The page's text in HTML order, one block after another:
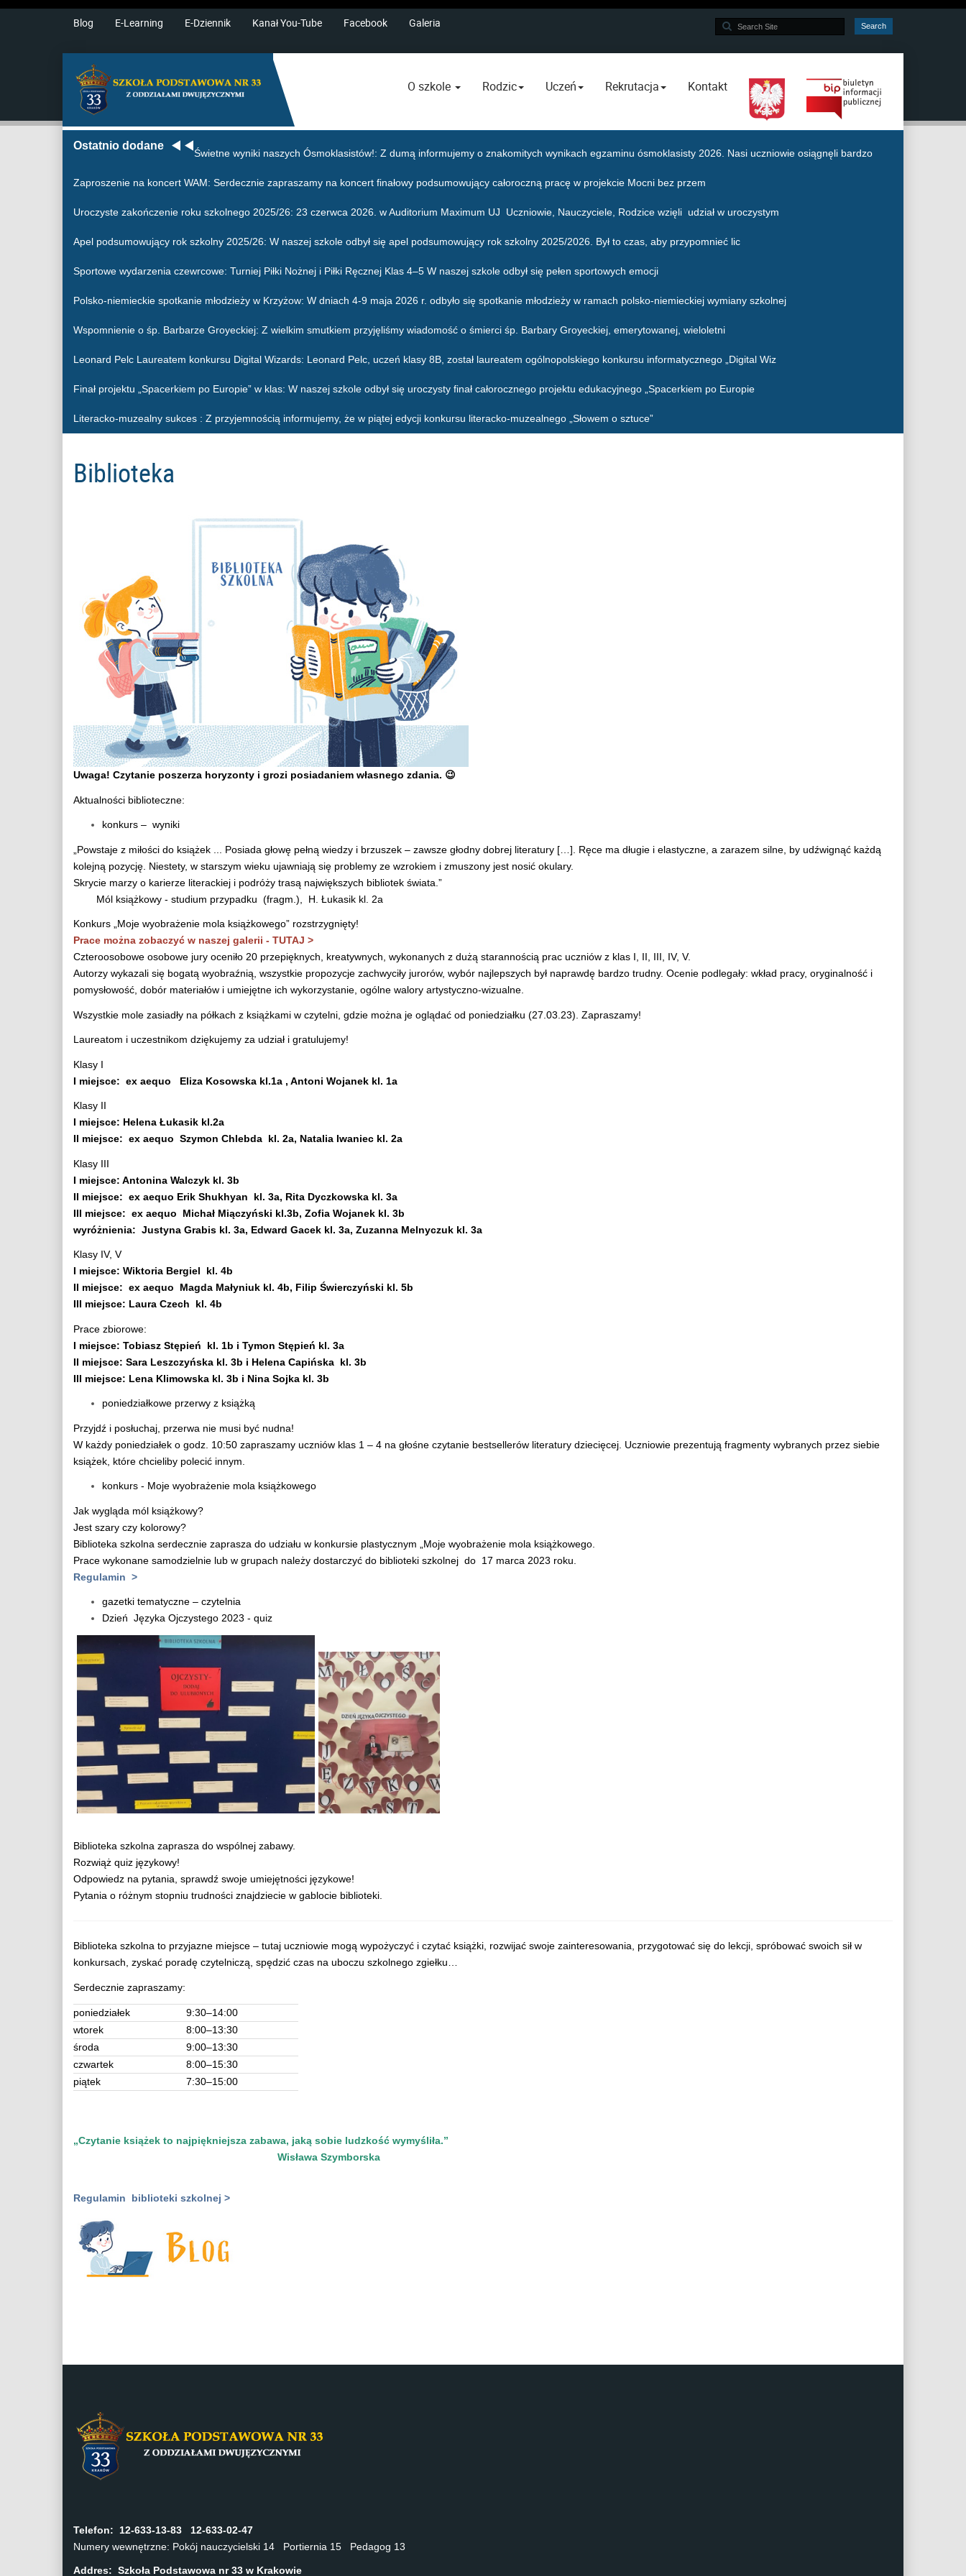
Blog E-Learning E-Dziennik Kanał You-Tube Facebook Galeria
Search
Search
O szkole Rodzic Uczeń Rekrutacja Kontakt
Ostatnio dodane
Świetne wyniki naszych Ósmoklasistów!: Z dumą informujemy o znakomitych wynikach egzaminu ósmoklasisty 2026. Nasi uczniowie osiągnęli bardzo
Zaproszenie na koncert WAM: Serdecznie zapraszamy na koncert finałowy podsumowujący całoroczną pracę w projekcie Mocni bez przem
Uroczyste zakończenie roku szkolnego 2025/26: 23 czerwca 2026. w Auditorium Maximum UJ Uczniowie, Nauczyciele, Rodzice wzięli udział w uroczystym
Apel podsumowujący rok szkolny 2025/26: W naszej szkole odbył się apel podsumowujący rok szkolny 2025/2026. Był to czas, aby przypomnieć lic
Sportowe wydarzenia czewrcowe: Turniej Piłki Nożnej i Piłki Ręcznej Klas 4–5 W naszej szkole odbył się pełen sportowych emocji
Polsko-niemieckie spotkanie młodzieży w Krzyżow: W dniach 4-9 maja 2026 r. odbyło się spotkanie młodzieży w ramach polsko-niemieckiej wymiany szkolnej
Wspomnienie o śp. Barbarze Groyeckiej: Z wielkim smutkiem przyjęliśmy wiadomość o śmierci śp. Barbary Groyeckiej, emerytowanej, wieloletni
Leonard Pelc Laureatem konkursu Digital Wizards: Leonard Pelc, uczeń klasy 8B, został laureatem ogólnopolskiego konkursu informatycznego „Digital Wiz
Finał projektu „Spacerkiem po Europie” w klas: W naszej szkole odbył się uroczysty finał całorocznego projektu edukacyjnego „Spacerkiem po Europie
Literacko-muzealny sukces : Z przyjemnością informujemy, że w piątej edycji konkursu literacko-muzealnego „Słowem o sztuce”
Biblioteka
Uwaga! Czytanie poszerza horyzonty i grozi posiadaniem własnego zdania. 😉
Aktualności biblioteczne:
konkurs – wyniki
„Powstaje z miłości do książek ... Posiada głowę pełną wiedzy i brzuszek – zawsze głodny dobrej literatury […]. Ręce ma długie i elastyczne, a zarazem silne, by udźwignąć każdą
kolejną pozycję. Niestety, w starszym wieku ujawniają się problemy ze wzrokiem i zmuszony jest nosić okulary.
Skrycie marzy o karierze literackiej i podróży trasą największych bibliotek świata.”
Mól książkowy - studium przypadku (fragm.), H. Łukasik kl. 2a
Konkurs „Moje wyobrażenie mola książkowego” rozstrzygnięty!
Prace można zobaczyć w naszej galerii - TUTAJ >
Czteroosobowe osobowe jury oceniło 20 przepięknych, kreatywnych, wykonanych z dużą starannością prac uczniów z klas I, II, III, IV, V.
Autorzy wykazali się bogatą wyobraźnią, wszystkie propozycje zachwyciły jurorów, wybór najlepszych był naprawdę bardzo trudny. Ocenie podlegały: wkład pracy, oryginalność i
pomysłowość, dobór materiałów i umiejętne ich wykorzystanie, ogólne walory artystyczno-wizualne.
Wszystkie mole zasiadły na półkach z książkami w czytelni, gdzie można je oglądać od poniedziałku (27.03.23). Zapraszamy!
Laureatom i uczestnikom dziękujemy za udział i gratulujemy!
Klasy I
I miejsce: ex aequo Eliza Kosowska kl.1a , Antoni Wojanek kl. 1a
Klasy II
I miejsce: Helena Łukasik kl.2a
II miejsce: ex aequo Szymon Chlebda kl. 2a, Natalia Iwaniec kl. 2a
Klasy III
I miejsce: Antonina Walczyk kl. 3b
II miejsce: ex aequo Erik Shukhyan kl. 3a, Rita Dyczkowska kl. 3a
III miejsce: ex aequo Michał Miączyński kl.3b, Zofia Wojanek kl. 3b
wyróżnienia: Justyna Grabis kl. 3a, Edward Gacek kl. 3a, Zuzanna Melnyczuk kl. 3a
Klasy IV, V
I miejsce: Wiktoria Bergiel kl. 4b
II miejsce: ex aequo Magda Małyniuk kl. 4b, Filip Świerczyński kl. 5b
III miejsce: Laura Czech kl. 4b
Prace zbiorowe:
I miejsce: Tobiasz Stępień kl. 1b i Tymon Stępień kl. 3a
II miejsce: Sara Leszczyńska kl. 3b i Helena Capińska kl. 3b
III miejsce: Lena Klimowska kl. 3b i Nina Sojka kl. 3b
poniedziałkowe przerwy z książką
Przyjdź i posłuchaj, przerwa nie musi być nudna!
W każdy poniedziałek o godz. 10:50 zapraszamy uczniów klas 1 – 4 na głośne czytanie bestsellerów literatury dziecięcej. Uczniowie prezentują fragmenty wybranych przez siebie
książek, które chcieliby polecić innym.
konkurs - Moje wyobrażenie mola książkowego
Jak wygląda mól książkowy?
Jest szary czy kolorowy?
Biblioteka szkolna serdecznie zaprasza do udziału w konkursie plastycznym „Moje wyobrażenie mola książkowego.
Prace wykonane samodzielnie lub w grupach należy dostarczyć do biblioteki szkolnej do 17 marca 2023 roku.
Regulamin >
gazetki tematyczne – czytelnia
Dzień Języka Ojczystego 2023 - quiz
Biblioteka szkolna zaprasza do wspólnej zabawy.
Rozwiąż quiz językowy!
Odpowiedz na pytania, sprawdź swoje umiejętności językowe!
Pytania o różnym stopniu trudności znajdziecie w gablocie biblioteki.
Biblioteka szkolna to przyjazne miejsce – tutaj uczniowie mogą wypożyczyć i czytać książki, rozwijać swoje zainteresowania, przygotować się do lekcji, spróbować swoich sił w
konkursach, zyskać poradę czytelniczą, spędzić czas na uboczu szkolnego zgiełku…
Serdecznie zapraszamy:
poniedziałek
9:30–14:00
wtorek
8:00–13:30
środa
9:00–13:30
czwartek
8:00–15:30
piątek
7:30–15:00
„Czytanie książek to najpiękniejsza zabawa, jaką sobie ludzkość wymyśliła.”
Wisława Szymborska
Regulamin biblioteki szkolnej >
Telefon:
12-633-13-83 12-633-02-47
Numery wewnętrzne: Pokój nauczycielski 14 Portiernia 15 Pedagog 13
Addres: Szkoła Podstawowa nr 33 w Krakowie